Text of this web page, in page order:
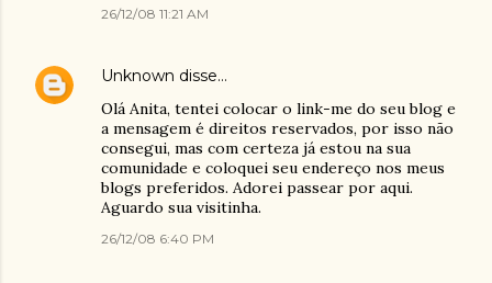
26/12/08 11:21 AM
Unknown disse…
Olá Anita, tentei colocar o link-me do seu blog e
a mensagem é direitos reservados, por isso não
consegui, mas com certeza já estou na sua
comunidade e coloquei seu endereço nos meus
blogs preferidos. Adorei passear por aqui.
Aguardo sua visitinha.
26/12/08 6:40 PM